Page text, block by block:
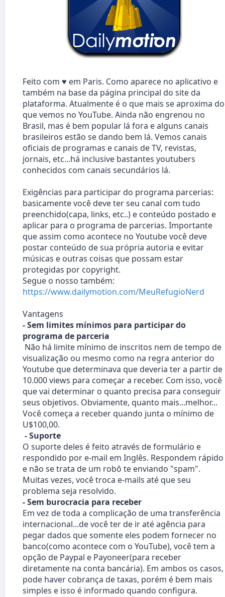
Feito com ♥ em Paris. Como aparece no aplicativo e
também na base da página principal do site da
plataforma. Atualmente é o que mais se aproxima do
que vemos no YouTube. Ainda não engrenou no
Brasil, mas é bem popular lá fora e alguns canais
brasileiros estão se dando bem lá. Vemos canais
oficiais de programas e canais de TV, revistas,
jornais, etc...há inclusive bastantes youtubers
conhecidos com canais secundários lá.
Exigências para participar do programa parcerias:
basicamente você deve ter seu canal com tudo
preenchido(capa, links, etc..) e conteúdo postado e
aplicar para o programa de parcerias. Importante
que assim como acontece no Youtube você deve
postar conteúdo de sua própria autoria e evitar
músicas e outras coisas que possam estar
protegidas por copyright.
Segue o nosso também:
https://www.dailymotion.com/MeuRefugioNerd
Vantagens
- Sem limites mínimos para participar do
programa de parceria
Não há limite mínimo de inscritos nem de tempo de
visualização ou mesmo como na regra anterior do
Youtube que determinava que deveria ter a partir de
10.000 views para começar a receber. Com isso, você
que vai determinar o quanto precisa para conseguir
seus objetivos. Obviamente, quanto mais...melhor...
Você começa a receber quando junta o mínimo de
U$100,00.
- Suporte
O suporte deles é feito através de formulário e
respondido por e-mail em Inglês. Respondem rápido
e não se trata de um robô te enviando "spam".
Muitas vezes, você troca e-mails até que seu
problema seja resolvido.
- Sem burocracia para receber
Em vez de toda a complicação de uma transferência
internacional...de você ter de ir até agência para
pegar dados que somente eles podem fornecer no
banco(como acontece com o YouTube), você tem a
opção de Paypal e Payoneer(para receber
diretamente na conta bancária). Em ambos os casos,
pode haver cobrança de taxas, porém é bem mais
simples e isso é informado quando configura.